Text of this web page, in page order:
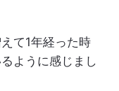
て1年経った時
ように感じまし